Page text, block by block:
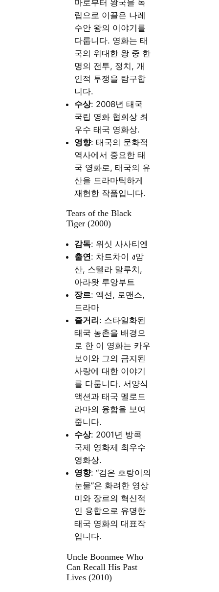
마로부터 왕국을 독
립으로 이끌은 나레
수안 왕의 이야기를
다룹니다. 영화는 태
국의 위대한 왕 중 한
명의 전투, 정치, 개
인적 투쟁을 탐구합
니다.
수상: 2008년 태국
국립 영화 협회상 최
우수 태국 영화상.
영향: 태국의 문화적
역사에서 중요한 태
국 영화로, 태국의 유
산을 드라마틱하게
재현한 작품입니다.
Tears of the Black
Tiger (2000)
감독: 위싯 사사티엔
출연: 차트차이 ง암
산, 스텔라 말루치,
아라왓 루앙부트
장르: 액션, 로맨스,
드라마
줄거리 : 스타일화된
태국 농촌을 배경으
로 한 이 영화는 카우
보이와 그의 금지된
사랑에 대한 이야기
를 다룹니다. 서양식
액션과 태국 멜로드
라마의 융합을 보여
줍니다.
수상: 2001년 방콕
국제 영화제 최우수
영화상.
영향: “검은 호랑이의
눈물”은 화려한 영상
미와 장르의 혁신적
인 융합으로 유명한
태국 영화의 대표작
입니다.
Uncle Boonmee Who
Can Recall His Past
Lives (2010)